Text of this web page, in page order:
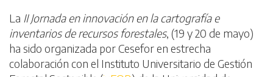
La II Jornada en innovación en la cartografía e
inventarios de recursos forestales, (19 y 20 de mayo)
ha sido organizada por Cesefor en estrecha
colaboración con el Instituto Universitario de Gestión